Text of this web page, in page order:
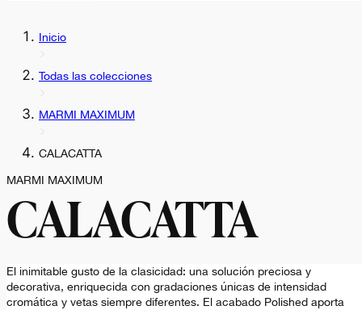
Inicio
Todas las colecciones
MARMI MAXIMUM
CALACATTA
MARMI MAXIMUM
CALACATTA
El inimitable gusto de la clasicidad: una solución preciosa y
decorativa, enriquecida con gradaciones únicas de intensidad
cromática y vetas siempre diferentes. El acabado Polished aporta